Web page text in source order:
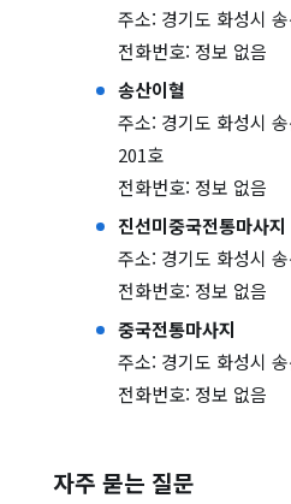
주소: 경기도 화성시
전화번호: 정보 없음
송산이혈
주소: 경기도 화성시
201호
전화번호: 정보 없음
진선미중국전통마사지
주소: 경기도 화성시
전화번호: 정보 없음
중국전통마사지
주소: 경기도 화성시
전화번호: 정보 없음
자주 묻는 질문